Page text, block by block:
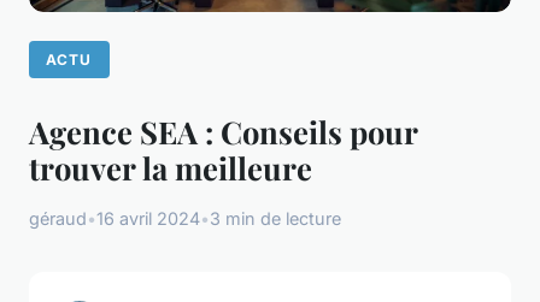
ACTU
Agence SEA : Conseils pour
trouver la meilleure
géraud•16 avril 2024•3 min de lecture